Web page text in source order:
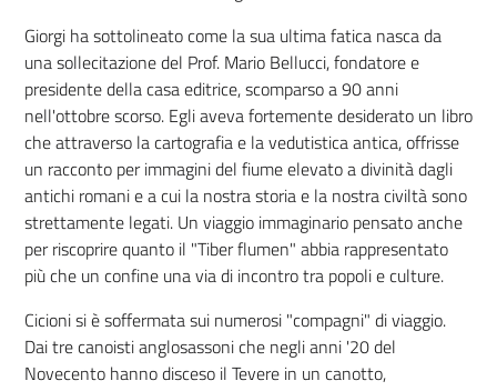
Giorgi ha sottolineato come la sua ultima fatica nasca da
una sollecitazione del Prof. Mario Bellucci, fondatore e
presidente della casa editrice, scomparso a 90 anni
nell'ottobre scorso. Egli aveva fortemente desiderato un libro
che attraverso la cartografia e la vedutistica antica, offrisse
un racconto per immagini del fiume elevato a divinità dagli
antichi romani e a cui la nostra storia e la nostra civiltà sono
strettamente legati. Un viaggio immaginario pensato anche
per riscoprire quanto il "Tiber flumen" abbia rappresentato
più che un confine una via di incontro tra popoli e culture.
Cicioni si è soffermata sui numerosi "compagni" di viaggio.
Dai tre canoisti anglosassoni che negli anni '20 del
Novecento hanno disceso il Tevere in un canotto,